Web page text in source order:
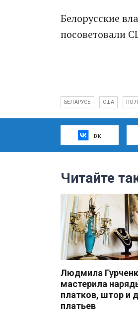
Белорусские
посоветовали
БЕЛАРУСЬ США
вк
Читайте
Людмила
мастерила
платков, штор и
платьев